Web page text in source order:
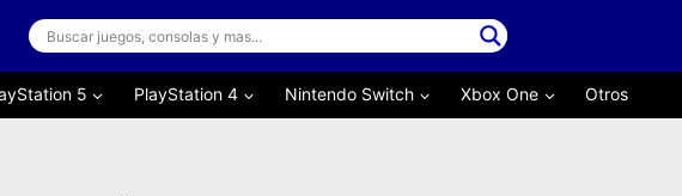
5 PlayStation 4 Nintendo Switch Xbox One Otros